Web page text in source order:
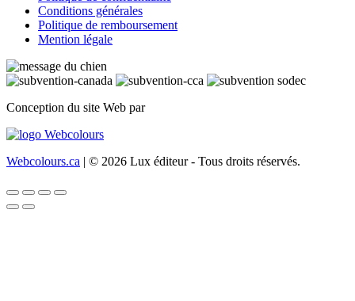
Conditions générales
Politique de remboursement
Mention légale
Conception du site Web par
Webcolours.ca | © 2026 Lux éditeur - Tous droits réservés.